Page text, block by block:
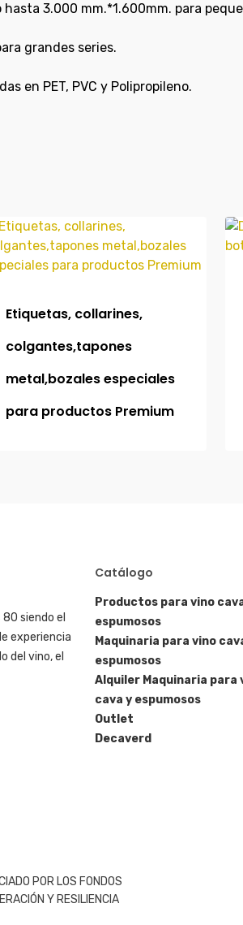
3.000 mm.*1.600mm. para
grandes series.
en PET, PVC y Polipropileno.
Etiquetas, collarines,
colgantes,tapones
metal,bozales especiales
para productos Premium
siendo el
experiencia
del vino, el
Catálogo
Productos para vino
espumosos
Maquinaria para vino
espumosos
Alquiler Maquinaria para
cava y espumosos
Outlet
Decaverd
POR LOS FONDOS
Y RESILIENCIA